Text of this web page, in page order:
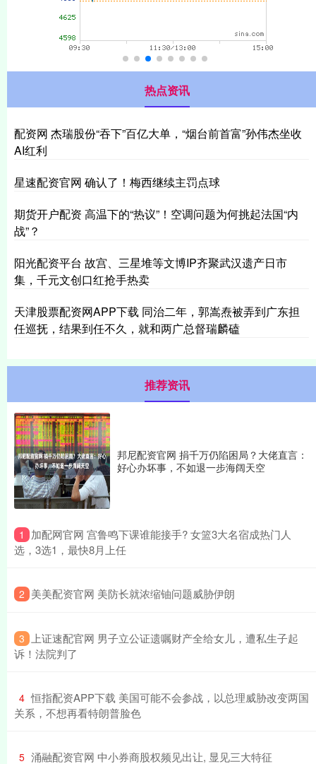
热点资讯
配资网 杰瑞股份“吞下”百亿大单，“烟台前首富”孙伟杰坐收
AI红利
星速配资官网 确认了！梅西继续主罚点球
期货开户配资 高温下的“热议”！空调问题为何挑起法国“内
战”？
阳光配资平台 故宫、三星堆等文博IP齐聚武汉遗产日市
集，千元文创口红抢手热卖
天津股票配资网APP下载 同治二年，郭嵩焘被弄到广东担
任巡抚，结果到任不久，就和两广总督瑞麟磕
推荐资讯
邦尼配资官网 捐千万仍陷困局？大佬直言：
好心办坏事，不如退一步海阔天空
1
​加配网官网 宫鲁鸣下课谁能接手? 女篮3大名宿成热门人
选，3选1，最快8月上任
2 ​美美配资官网 美防长就浓缩铀问题威胁伊朗
3
​上证速配官网 男子立公证遗嘱财产全给女儿，遭私生子起
诉！法院判了
4 ​恒指配资APP下载 美国可能不会参战，以总理威胁改变两国
关系，不想再看特朗普脸色
5 ​涌融配资官网 中小券商股权频见出让, 显见三大特征